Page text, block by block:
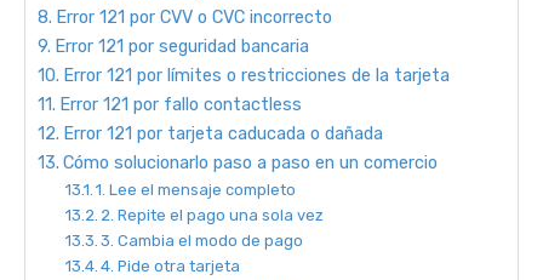
Error 121 por CVV o CVC incorrecto
Error 121 por seguridad bancaria
Error 121 por límites o restricciones de la tarjeta
Error 121 por fallo contactless
Error 121 por tarjeta caducada o dañada
Cómo solucionarlo paso a paso en un comercio
1. Lee el mensaje completo
2. Repite el pago una sola vez
3. Cambia el modo de pago
4. Pide otra tarjeta